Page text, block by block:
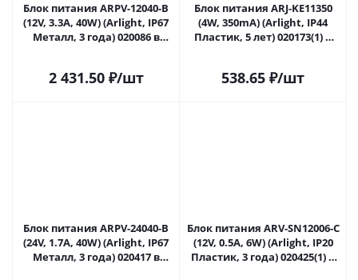
Блок питания ARPV-12040-B
(12V, 3.3A, 40W) (Arlight, IP67
Металл, 3 года) 020086 в
2 431.50₽/шт
Блок питания ARJ-KE11350
(4W, 350mA) (Arlight, IP44
Пластик, 5 лет) 020173(1) в
538.65 ₽/шт
Блок питания ARPV-24040-B
(24V, 1.7A, 40W) (Arlight, IP67
Металл, 3 года) 020417 в
Блок питания ARV-SN12006-C
(12V, 0.5A, 6W) (Arlight, IP20
Пластик, 3 года) 020425(1) в